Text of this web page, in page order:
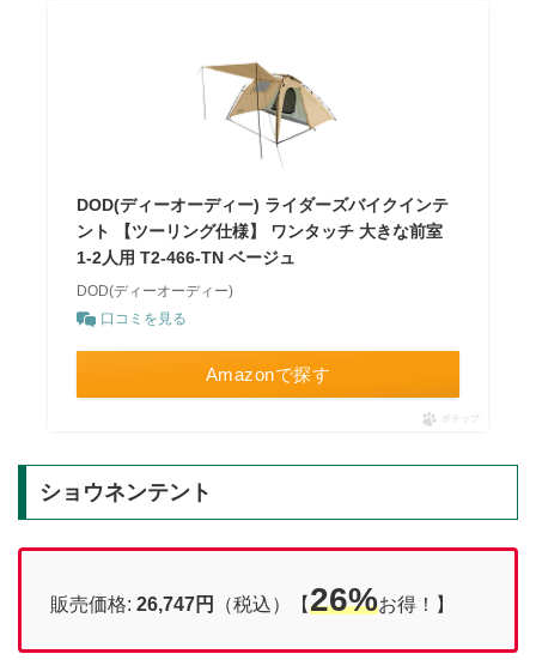
DOD(ディーオーディー) ライダーズバイクインテ
ント 【ツーリング仕様】 ワンタッチ 大きな前室
1-2人用 T2-466-TN ベージュ
DOD(ディーオーディー)
口コミを見る
Amazonで探す
ポチップ
ショウネンテント
販売価格: 26,747円 （税込）【26%お得！】